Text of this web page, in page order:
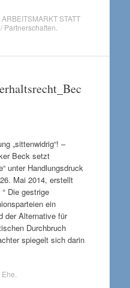
ARBEITSMARKT STATT
Partnerschaften
„sittenwidrig“! –
Beck setzt
unter Handlungsdruck
Mai 2014, erstellt
Die gestrige
ein
der Alternative für
Durchbruch
spiegelt sich darin
Ehe